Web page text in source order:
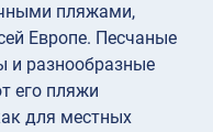
пляжами,
Европе. Песчаные
и разнообразные
его пляжи
для местных